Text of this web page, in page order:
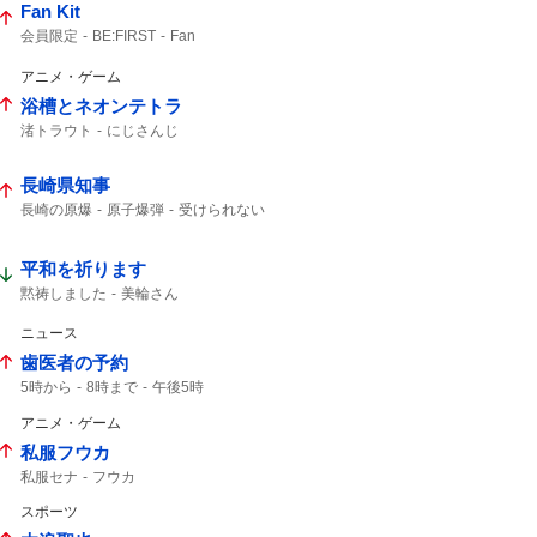
Fan Kit
会員限定 BE:FIRST Fan
アニメ・ゲーム
浴槽とネオンテトラ
渚トラウト にじさんじ
長崎県知事
長崎の原爆 原子爆弾
受けられない
平和を祈ります
黙祷しました 美輪さん
ニュース
歯医者の予約
5時から 8時まで 午後5時
アニメ・ゲーム
私服フウカ
私服セナ フウカ
スポーツ